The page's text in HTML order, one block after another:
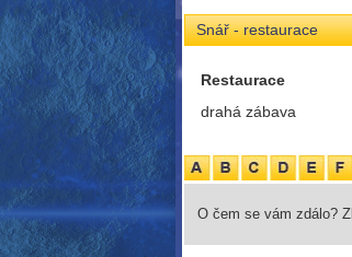
Snář - restaurace
Restaurace
drahá zábava
O čem se vám zdálo?